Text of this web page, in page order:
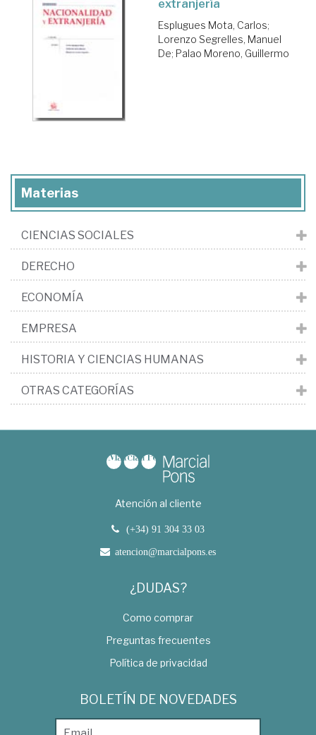
extranjería
Esplugues Mota, Carlos;
Lorenzo Segrelles, Manuel
De; Palao Moreno, Guillermo
Materias
CIENCIAS SOCIALES
DERECHO
ECONOMÍA
EMPRESA
HISTORIA Y CIENCIAS HUMANAS
OTRAS CATEGORÍAS
Atención al cliente
(+34) 91 304 33 03
atencion@marcialpons.es
¿DUDAS?
Como comprar
Preguntas frecuentes
Política de privacidad
BOLETÍN DE NOVEDADES